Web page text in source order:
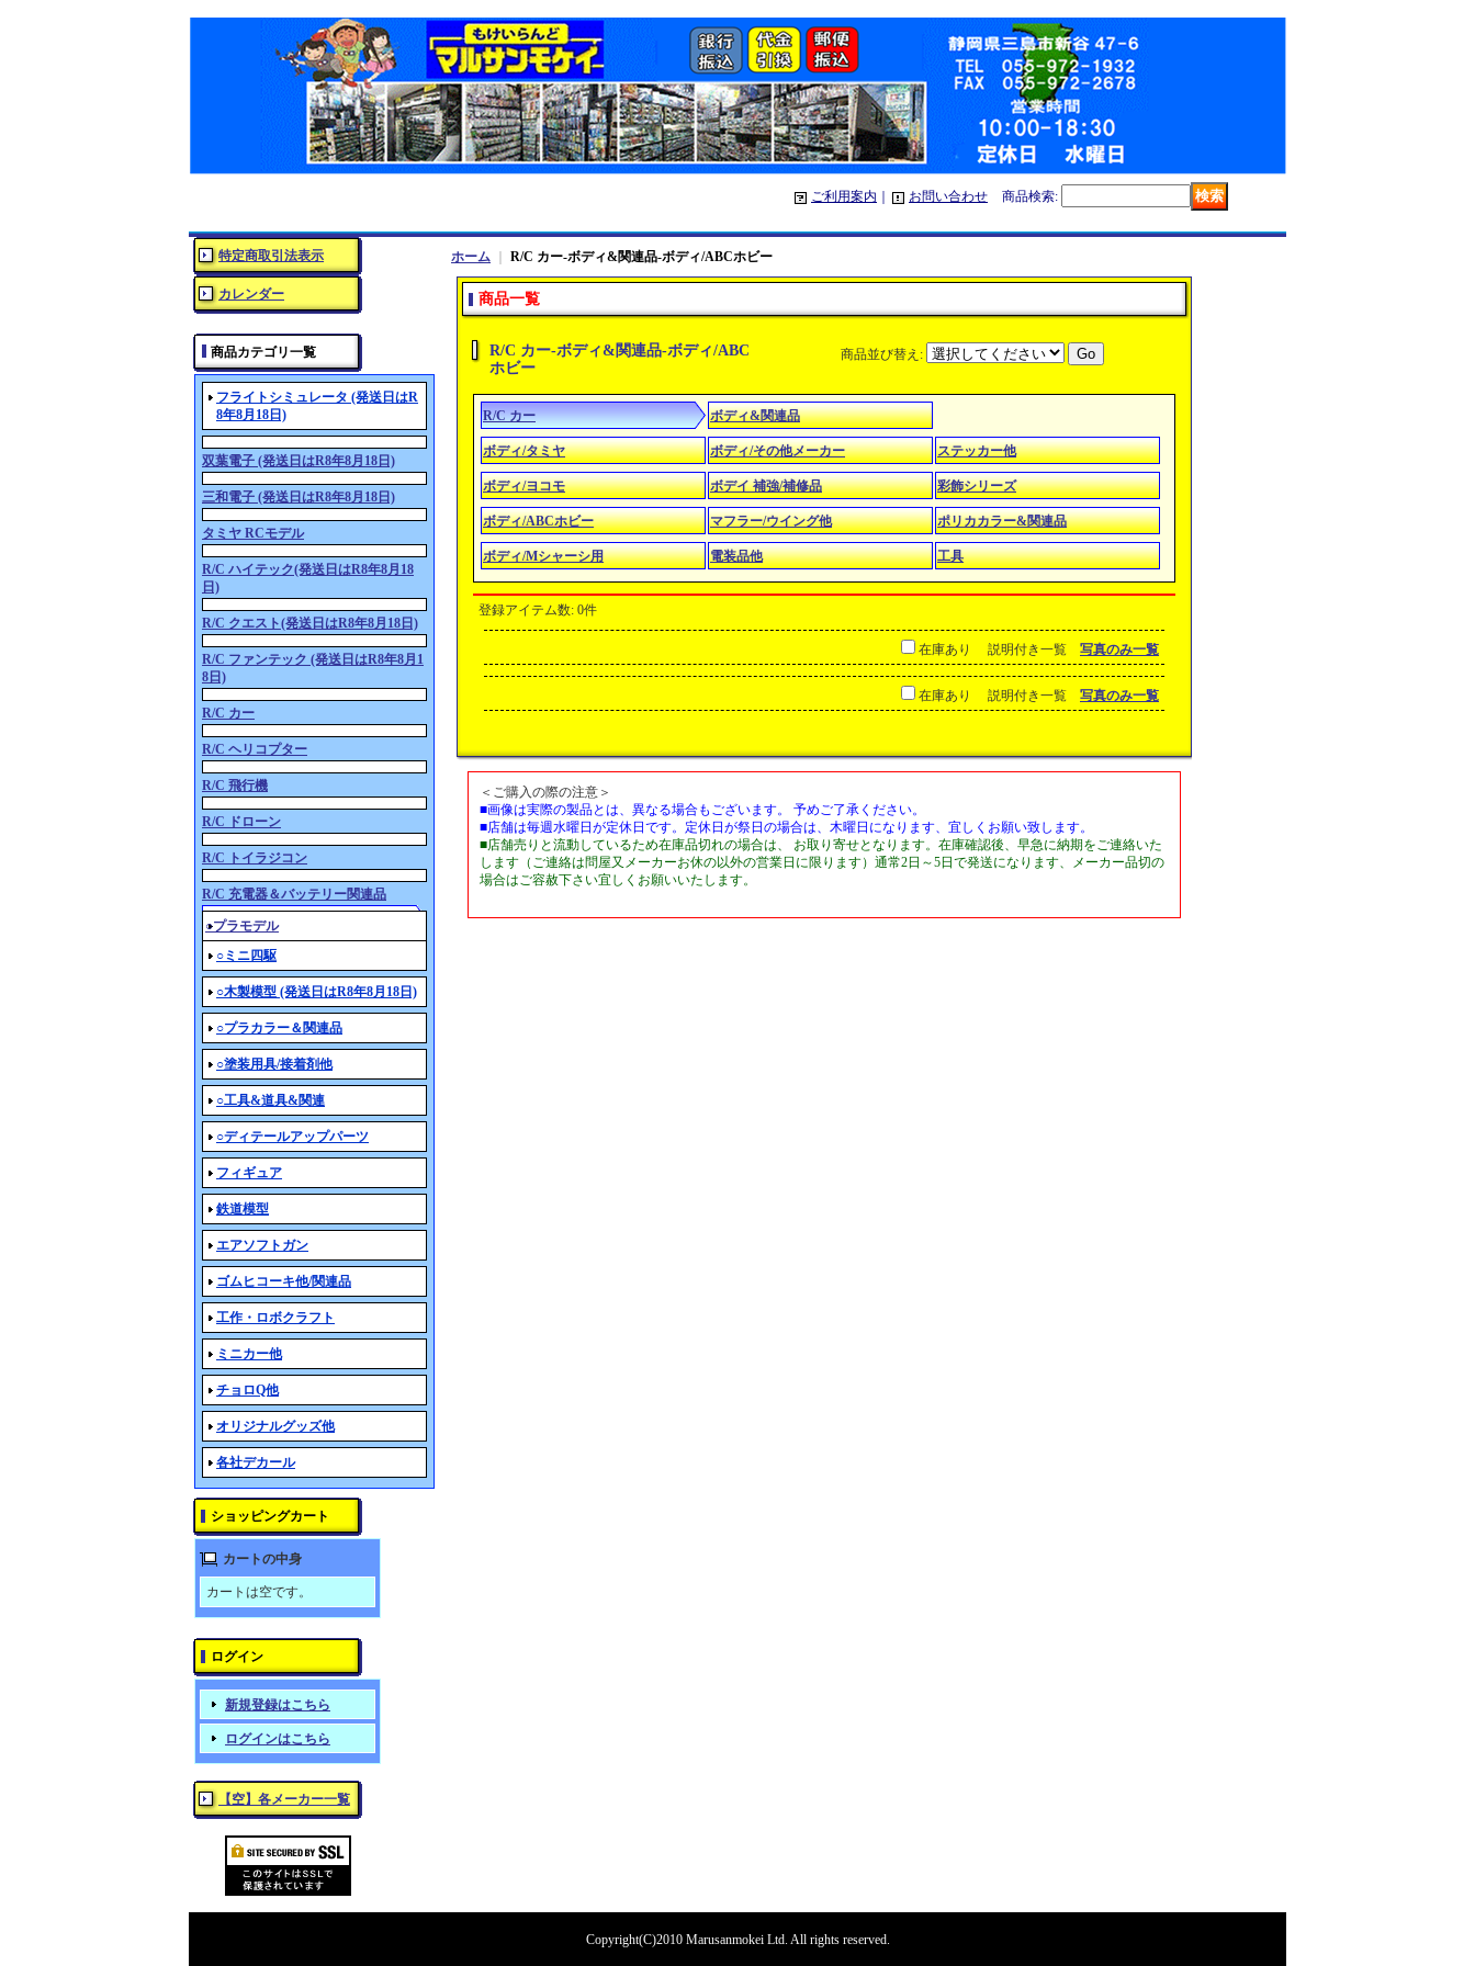
ご利用案内 お問い合わせ 商品検索:
特定商取引法表示
カレンダー
商品カテゴリ一覧
フライトシミュレータ (発送日はR
8年8月18日)
双葉電子 (発送日はR8年8月18日)
三和電子 (発送日はR8年8月18日)
タミヤ RCモデル
R/C ハイテック(発送日はR8年8月18
日)
R/C クエスト(発送日はR8年8月18日)
R/C ファンテック (発送日はR8年8月1
8日)
R/C カー
R/C ヘリコプター
R/C 飛行機
R/C ドローン
R/C トイラジコン
R/C 充電器＆バッテリー関連品
○プラモデル
○ミニ四駆
○木製模型 (発送日はR8年8月18日)
○プラカラー＆関連品
○塗装用具/接着剤他
○工具&道具&関連
○ディテールアップパーツ
フィギュア
鉄道模型
エアソフトガン
ゴムヒコーキ他/関連品
工作・ロボクラフト
ミニカー他
チョロQ他
オリジナルグッズ他
各社デカール
ショッピングカート
カートの中身
カートは空です。
ログイン
新規登録はこちら
ログインはこちら
【空】各メーカー一覧
ホーム R/C カー-ボディ&関連品-ボディ/ABCホビー
商品一覧
R/C カー-ボディ&関連品-ボディ/ABC
ホビー
商品並び替え :
R/C カー ボディ&関連品
ボディ/タミヤ ボディ/その他メーカー ステッカー他
ボディ/ヨコモ ボデイ 補強/補修品 彩飾シリーズ
ボディ/ABCホビー マフラー/ウイング他 ポリカカラー&関連品
ボディ/Mシャーシ用 電装品他 工具
登録アイテム数: 0件
在庫あり 説明付き一覧 写真のみ一覧
在庫あり 説明付き一覧 写真のみ一覧
＜ご購入の際の注意＞
■画像は実際の製品とは、異なる場合もございます。 予めご了承ください。
■店舗は毎週水曜日が定休日です。定休日が祭日の場合は、木曜日になります、宜しくお願い致します。
■店舗売りと流動しているため在庫品切れの場合は、 お取り寄せとなります。在庫確認後、早急に納期をご連絡いた
します（ご連絡は問屋又メーカーお休の以外の営業日に限ります）通常2日～5日で発送になります、メーカー品切の
場合はご容赦下さい宜しくお願いいたします。
Copyright(C)2010 Marusanmokei Ltd. All rights reserved.